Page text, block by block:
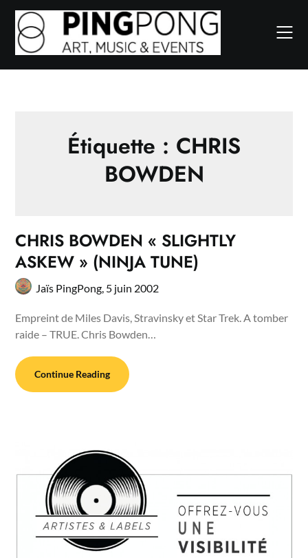
Skip
content
Étiquette : CHRIS
BOWDEN
CHRIS BOWDEN « SLIGHTLY
ASKEW » (NINJA TUNE)
Jaïs PingPong, 5 juin 2002
Empreint de Miles Davis, Stravinsky et Star Trek. A tomber
raide – TRUE. Chris Bowden…
Continue Reading